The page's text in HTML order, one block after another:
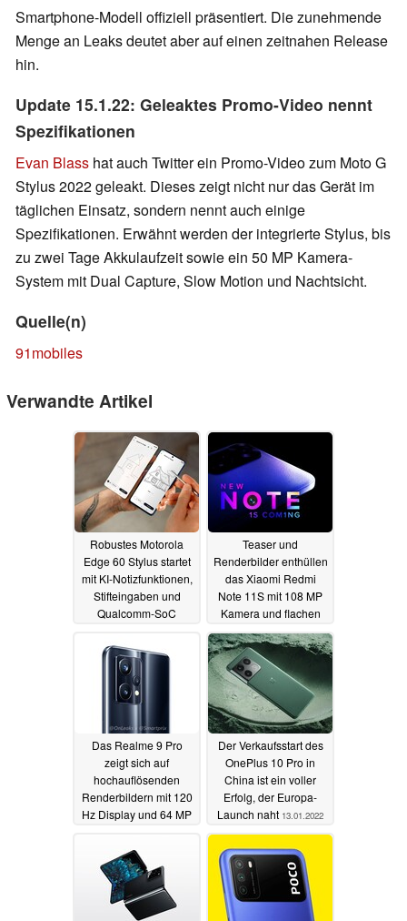
Smartphone-Modell offiziell präsentiert. Die zunehmende
Menge an Leaks deutet aber auf einen zeitnahen Release
hin.
Update 15.1.22: Geleaktes Promo-Video nennt
Spezifikationen
Evan Blass hat auch Twitter ein Promo-Video zum Moto G
Stylus 2022 geleakt. Dieses zeigt nicht nur das Gerät im
täglichen Einsatz, sondern nennt auch einige
Spezifikationen. Erwähnt werden der integrierte Stylus, bis
zu zwei Tage Akkulaufzeit sowie ein 50 MP Kamera-
System mit Dual Capture, Slow Motion und Nachtsicht.
Quelle(n)
91mobiles
Verwandte Artikel
Robustes Motorola
Edge 60 Stylus startet
mit KI-Notizfunktionen,
Stifteingaben und
Qualcomm-SoC
Teaser und
Renderbilder enthüllen
das Xiaomi Redmi
Note 11S mit 108 MP
Kamera und flachen
Kanten13.01.2022
Das Realme 9 Pro
zeigt sich auf
hochauflösenden
Renderbildern mit 120
Hz Display und 64 MP
Der Verkaufsstart des
OnePlus 10 Pro in
China ist ein voller
Erfolg, der Europa-
Launch naht 13.01.2022